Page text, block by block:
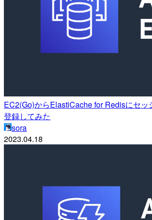
EC2(Go)からElastiCache for Redisにセッ
登録してみた
sora
2023.04.18